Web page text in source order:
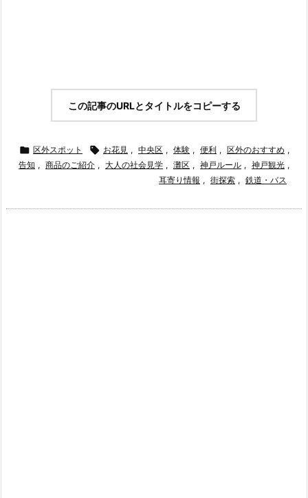
この記事のURLとタイトルをコピーする
 区外スポット  お花見 , 中央区 , 体験 , 便利 , 区外のおすすめ ,
告知 , 商品のご紹介 , 大人の社会見学 , 灘区 , 神戸ルール , 神戸観光 ,
耳寄り情報 , 街探索 , 鉄道・バス